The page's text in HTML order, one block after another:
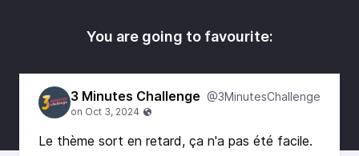
You are going to favourite:
3 Minutes Challenge @3MinutesChallenge
Le thème sort en retard, ça n'a pas été facile.